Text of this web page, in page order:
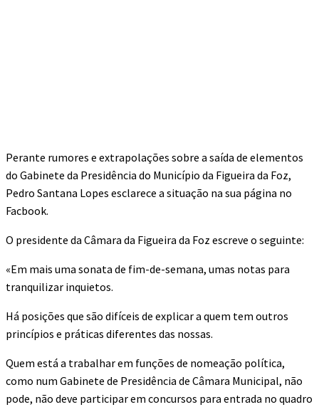
Perante rumores e extrapolações sobre a saída de elementos
do Gabinete da Presidência do Município da Figueira da Foz,
Pedro Santana Lopes esclarece a situação na sua página no
Facbook.
O presidente da Câmara da Figueira da Foz escreve o seguinte:
«Em mais uma sonata de fim-de-semana, umas notas para
tranquilizar inquietos.
Há posições que são difíceis de explicar a quem tem outros
princípios e práticas diferentes das nossas.
Quem está a trabalhar em funções de nomeação política,
como num Gabinete de Presidência de Câmara Municipal, não
pode, não deve participar em concursos para entrada no quadro